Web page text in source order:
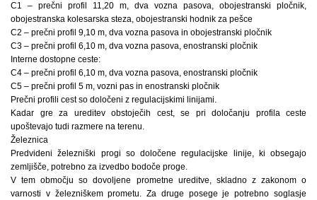
C1 – prečni profil 11,20 m, dva vozna pasova, obojestranski pločnik,
obojestranska kolesarska steza, obojestranski hodnik za pešce
C2 – prečni profil 9,10 m, dva vozna pasova in obojestranski pločnik
C3 – prečni profil 6,10 m, dva vozna pasova, enostranski pločnik
Interne dostopne ceste:
C4 – prečni profil 6,10 m, dva vozna pasova, enostranski pločnik
C5 – prečni profil 5 m, vozni pas in enostranski pločnik
Prečni profili cest so določeni z regulacijskimi linijami.
Kadar gre za ureditev obstoječih cest, se pri določanju profila ceste
upoštevajo tudi razmere na terenu.
Železnica
Predvideni železniški progi so določene regulacijske linije, ki obsegajo
zemljišče, potrebno za izvedbo bodoče proge.
V tem območju so dovoljene prometne ureditve, skladno z zakonom o
varnosti v železniškem prometu. Za druge posege je potrebno soglasje